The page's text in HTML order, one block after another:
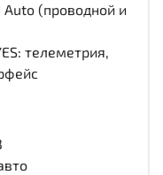
(проводной и
телеметрия,